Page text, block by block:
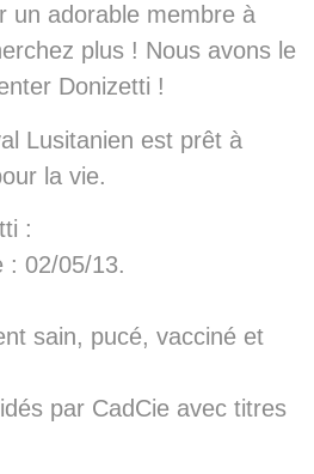
un adorable membre à
plus ! Nous avons le
Donizetti !
Lusitanien est prêt à
la vie.
:
: 02/05/13.
sain, pucé, vacciné et
par CadCie avec titres